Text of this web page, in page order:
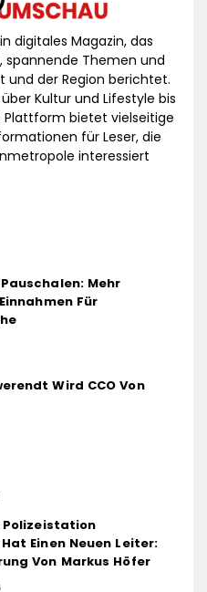
digitales Magazin, das
spannende Themen und
und der Region berichtet.
Kultur und Lifestyle bis
Plattform bietet vielseitige
für Leser, die
interessiert
Mehr
Für
Wird CCO Von
Polizeistation
Einen Neuen Leiter:
Von Markus Höfer